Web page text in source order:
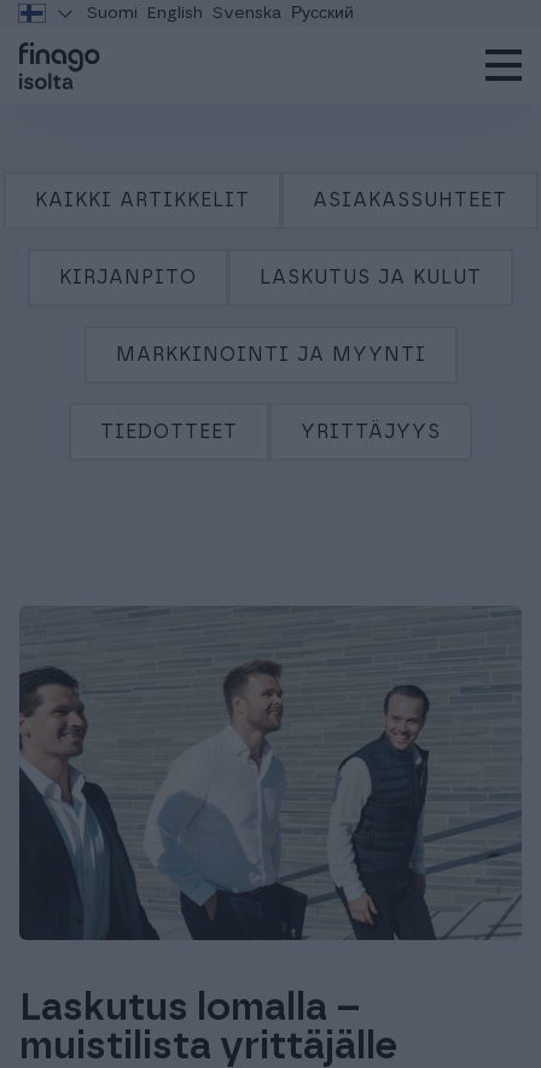
Suomi English Svenska Русский
KAIKKI ARTIKKELIT ASIAKASSUHTEET
KIRJANPITO LASKUTUS JA KULUT
MARKKINOINTI JA MYYNTI
TIEDOTTEET YRITTÄJYYS
Laskutus lomalla –
muistilista yrittäjälle